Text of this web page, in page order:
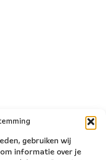
gebruiken wij
informatie over je